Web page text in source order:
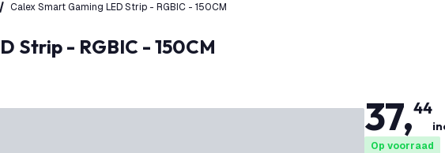
Calex Smart Gaming LED Strip - RGBIC - 150CM
Strip - RGBIC - 150CM
37,44
Op voorraad